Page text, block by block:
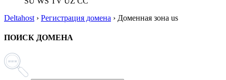
Deltahost › Регистрация домена › Доменная зона us
ПОИСК ДОМЕНА